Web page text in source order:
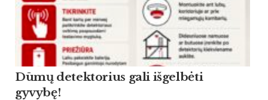
Dūmų detektorius gali išgelbėti
gyvybę!